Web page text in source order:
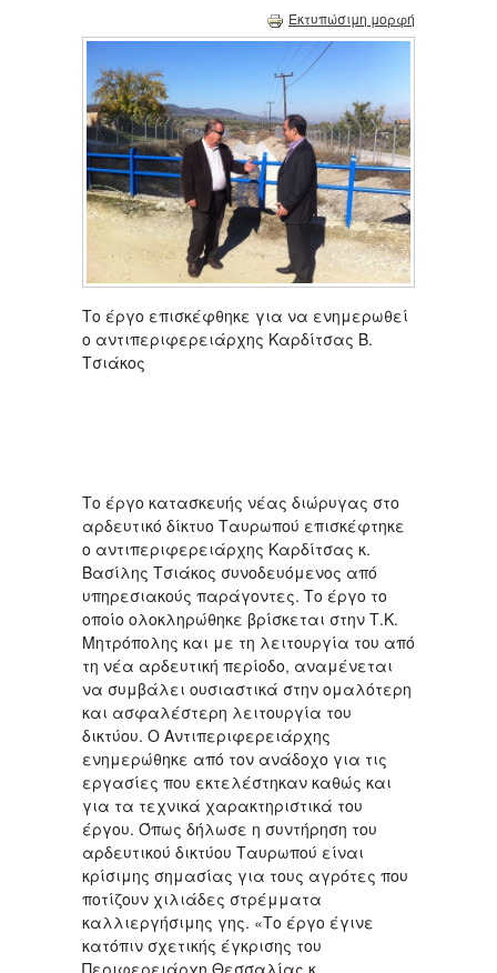
Εκτυπώσιμη μορφή
Το έργο επισκέφθηκε για να ενημερωθεί
ο αντιπεριφερειάρχης Καρδίτσας Β.
Τσιάκος
Το έργο κατασκευής νέας διώρυγας στο
αρδευτικό δίκτυο Ταυρωπού επισκέφτηκε
ο αντιπεριφερειάρχης Καρδίτσας κ.
Βασίλης Τσιάκος συνοδευόμενος από
υπηρεσιακούς παράγοντες. Το έργο το
οποίο ολοκληρώθηκε βρίσκεται στην Τ.Κ.
Μητρόπολης και με τη λειτουργία του από
τη νέα αρδευτική περίοδο, αναμένεται
να συμβάλει ουσιαστικά στην ομαλότερη
και ασφαλέστερη λειτουργία του
δικτύου. Ο Αντιπεριφερειάρχης
ενημερώθηκε από τον ανάδοχο για τις
εργασίες που εκτελέστηκαν καθώς και
για τα τεχνικά χαρακτηριστικά του
έργου. Όπως δήλωσε η συντήρηση του
αρδευτικού δικτύου Ταυρωπού είναι
κρίσιμης σημασίας για τους αγρότες που
ποτίζουν χιλιάδες στρέμματα
καλλιεργήσιμης γης. «Το έργο έγινε
κατόπιν σχετικής έγκρισης του